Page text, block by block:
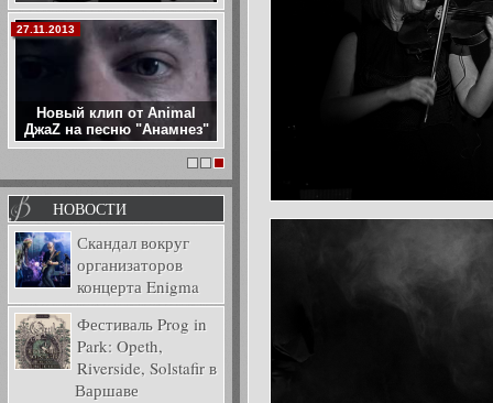
Новый клип от Animal
ДжаZ на песню "Анамнез"
27.11.2013
НОВОСТИ
Скандал вокруг
организаторов
концерта Enigma
Фестиваль Prog in
Park: Opeth,
Riverside, Solstafir в
Варшаве